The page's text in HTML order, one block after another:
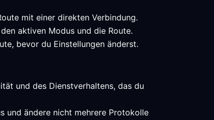
mit einer direkten Verbindung.
aktiven Modus und die Route.
bevor du Einstellungen änderst.
und des Dienstverhaltens, das du
und ändere nicht mehrere Protokolle